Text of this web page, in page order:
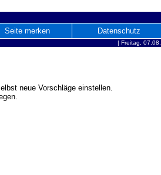
Seite merken Datenschutz
| Freitag,
neue Vorschläge einstellen.